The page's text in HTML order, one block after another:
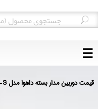
☰
قیمت دوربین مدار بسته داهوا مدل DH-IPC-HFW2441S-S مشخصات سفارش و خرید